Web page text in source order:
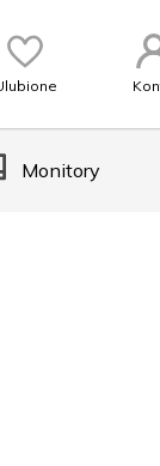
Monitory